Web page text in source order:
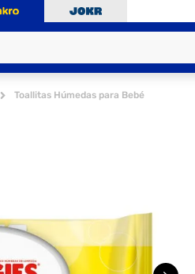
Toallitas Húmedas para Bebé